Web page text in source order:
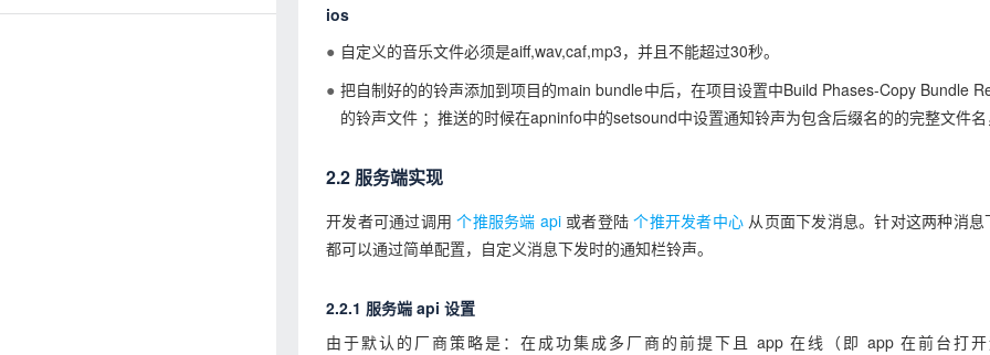
ios
自定义的音乐文件必须是aiff,wav,caf,mp3，并且不能超过30秒。
把自制好的的铃声添加到项目的main bundle中后，在项目设置中Build Phases-Copy Bundle
的铃声文件 ；推送的时候在apninfo中的setsound中设置通知铃声为包含后缀名的的完整文件名
2.2 服务端实现
开发者可通过调用个推服务端 api或者登陆个推开发者中心 从页面下发消息。针对这两种消
都可以通过简单配置，自定义消息下发时的通知栏铃声。
2.2.1 服务端 api 设置
由于默认的厂商策略是：在成功集成多厂商的前提下且 app 在线（即 app 在前台打